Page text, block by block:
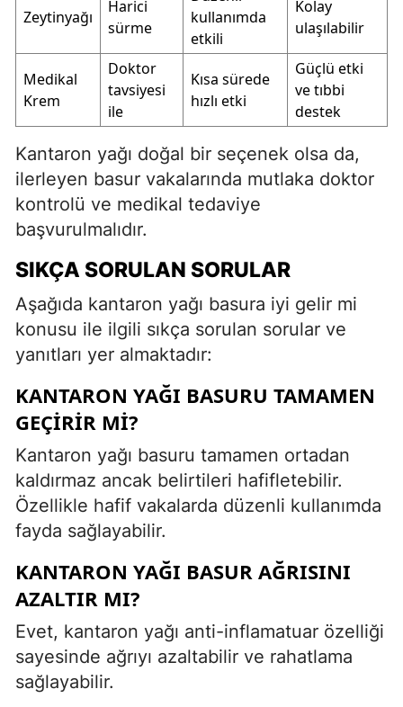
Zeytinyağı
Harici
sürme
kullanımda
etkili
Kolay
ulaşılabilir
Medikal
Krem
Doktor
tavsiyesi
ile
Kısa sürede
hızlı etki
Güçlü etki
ve tıbbi
destek
Kantaron yağı doğal bir seçenek olsa da,
ilerleyen basur vakalarında mutlaka doktor
kontrolü ve medikal tedaviye
başvurulmalıdır.
SIKÇA SORULAN SORULAR
Aşağıda kantaron yağı basura iyi gelir mi
konusu ile ilgili sıkça sorulan sorular ve
yanıtları yer almaktadır:
KANTARON YAĞI BASURU TAMAMEN
GEÇIRIR MI?
Kantaron yağı basuru tamamen ortadan
kaldırmaz ancak belirtileri hafifletebilir.
Özellikle hafif vakalarda düzenli kullanımda
fayda sağlayabilir.
KANTARON YAĞI BASUR AĞRISINI
AZALTIR MI?
Evet, kantaron yağı anti-inflamatuar özelliği
sayesinde ağrıyı azaltabilir ve rahatlama
sağlayabilir.